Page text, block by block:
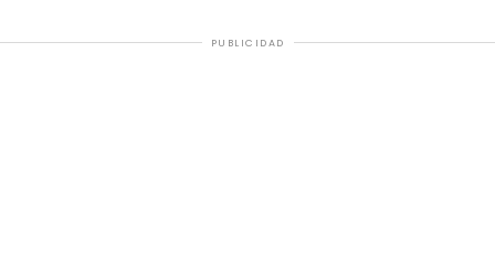
PUBLICIDAD